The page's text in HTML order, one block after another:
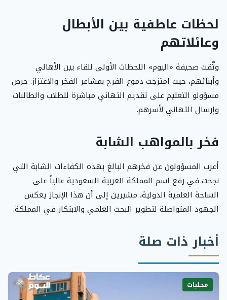
لحظات عاطفية بين الأبطال
وعائلاتهم
وثّقت صحيفة «اليوم» اللحظات الأولى للقاء بين الأهالي
وأبنائهم، حيث امتزجت دموع الفرح بمشاعر الفخر والاعتزاز. حرص
مسؤولو التعليم على تقديم التهاني مباشرة للطلاب والطالبات
وإرسال التهاني لأسرهم.
فخر بالمواهب الشابة
أعرب المسؤولون عن فخرهم البالغ بهذه الكفاءات الشابة التي
نجحت في رفع اسم المملكة العربية السعودية عالياً على
الساحة العلمية الدولية، مشيرين إلى أن هذا الإنجاز يعكس
الجهود المتواصلة لتطوير البحث العلمي والابتكار في المملكة.
أخبار ذات صلة
محليات